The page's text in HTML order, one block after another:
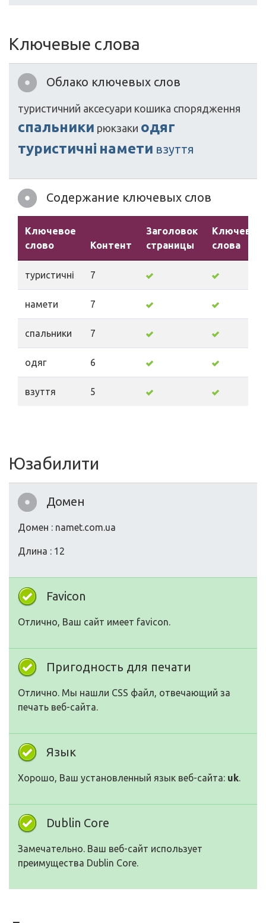
Ключевые слова
Облако ключевых слов
туристичний аксесуари кoшика спорядження
спальники рюкзаки одяг
туристичні намети взуття
Содержание ключевых слов
Ключевое
слово
Контент
Заголовок
страницы
Ключевые
слова
туристичні 7
намети 7
спальники 7
одяг 6
взуття 5
Юзабилити
Домен
Домен : namet.com.ua
Длина : 12
Favicon
Отлично, Ваш сайт имеет favicon.
Пригодность для печати
Отлично. Мы нашли CSS файл, отвечающий за
печать веб-сайта.
Язык
Хорошо, Ваш установленный язык веб-сайта: uk.
Dublin Core
Замечательно. Ваш веб-сайт использует
преимущества Dublin Core.